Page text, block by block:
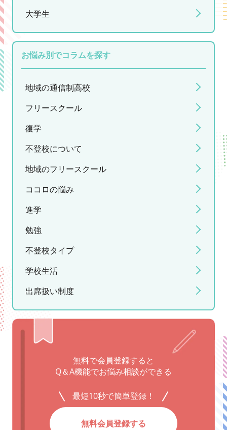
大学生
お悩み別でコラムを探す
地域の通信制高校
フリースクール
復学
不登校について
地域のフリースクール
ココロの悩み
進学
勉強
不登校タイプ
学校生活
出席扱い制度
無料で会員登録すると
Q＆A機能でお悩み相談ができる
最短10秒で簡単登録！
無料会員登録する